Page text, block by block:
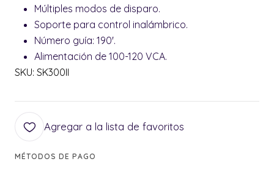
Múltiples modos de disparo.
Soporte para control inalámbrico.
Número guía: 190'.
Alimentación de 100-120 VCA.
SKU: SK300II
Agregar a la lista de favoritos
MÉTODOS DE PAGO